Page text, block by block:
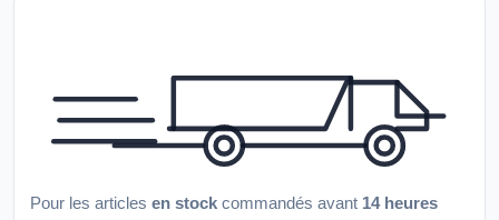
Pour les articles en stock commandés avant 14 heures